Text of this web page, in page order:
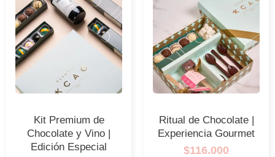
Kit Premium de
Chocolate y Vino |
Edición Especial
Ritual de Chocolate |
Experiencia Gourmet
$116.000